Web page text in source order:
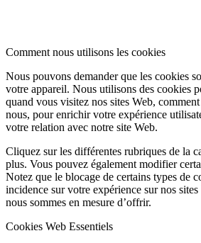
Comment nous utilisons les cookies
Nous pouvons demander que les cookies
votre appareil. Nous utilisons des cookies
quand vous visitez nos sites Web,
nous, pour enrichir votre expérience
votre relation avec notre site Web.
Cliquez sur les différentes rubriques de la
plus. Vous pouvez également modifier
Notez que le blocage de certains types de
incidence sur votre expérience sur nos
nous sommes en mesure d’offrir.
Cookies Web Essentiels